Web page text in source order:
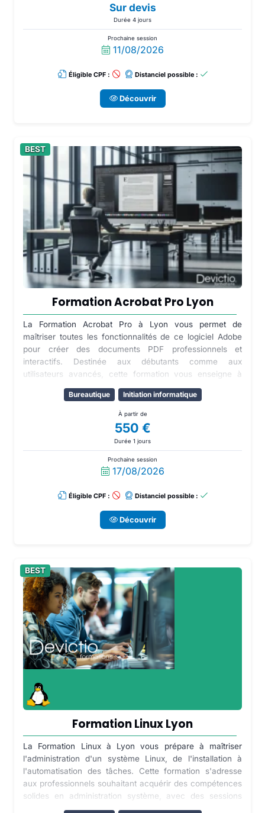
Sur devis
Durée 4 jours
Prochaine session
11/08/2026
Éligible CPF : Distanciel possible :
Découvrir
BEST
Formation Acrobat Pro Lyon
La Formation Acrobat Pro à Lyon vous permet de
maîtriser toutes les fonctionnalités de ce logiciel Adobe
pour créer des documents PDF professionnels et
interactifs. Destinée aux débutants comme aux
utilisateurs avancés, cette formation vous enseigne à
concevoir des fichiers PDF adaptés à l'impression,
intégrant images et polices pour une présentation
optimale. Nos sessions sont proposées à Lyon en petit
groupe de 5 participants, garantissant un suivi
personnalisé. Que ce soit pour créer des documents
d'impression ou des fichiers PDF interactifs, développez
vos compétences grâce à notre formation éligible au
CPF.
Bureautique Initiation informatique
À partir de
550 €
Durée 1 jours
Prochaine session
17/08/2026
Éligible CPF : Distanciel possible :
Découvrir
BEST
Formation Linux Lyon
La Formation Linux à Lyon vous prépare à maîtriser
l'administration d'un système Linux, de l'installation à
l'automatisation des tâches. Cette formation s'adresse
aux professionnels souhaitant acquérir des compétences
solides en administration système, avec des sessions
disponibles en présentiel à Lyon ou en distanciel. Linux,